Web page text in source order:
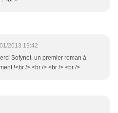
2013 19:42
Sofynet, un premier roman à
!<br /> <br /> <br /> <br />